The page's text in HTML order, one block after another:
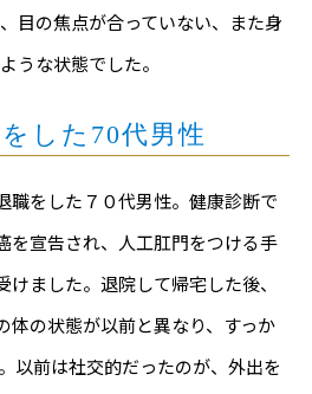
目の焦点が合っていない、また身
うな状態でした。
した70代男性
職をした７０代男性。健康診断で
を宣告され、人工肛門をつける手
けました。退院して帰宅した後、
体の状態が以前と異なり、すっか
以前は社交的だったのが、外出を